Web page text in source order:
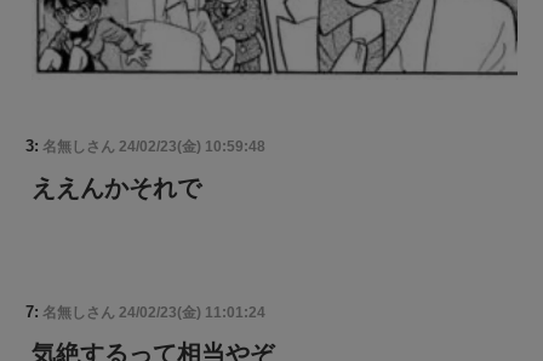
3: 名無しさん 24/02/23(金) 10:59:48
ええんかそれで
7: 名無しさん 24/02/23(金) 11:01:24
気絶するって相当やぞ